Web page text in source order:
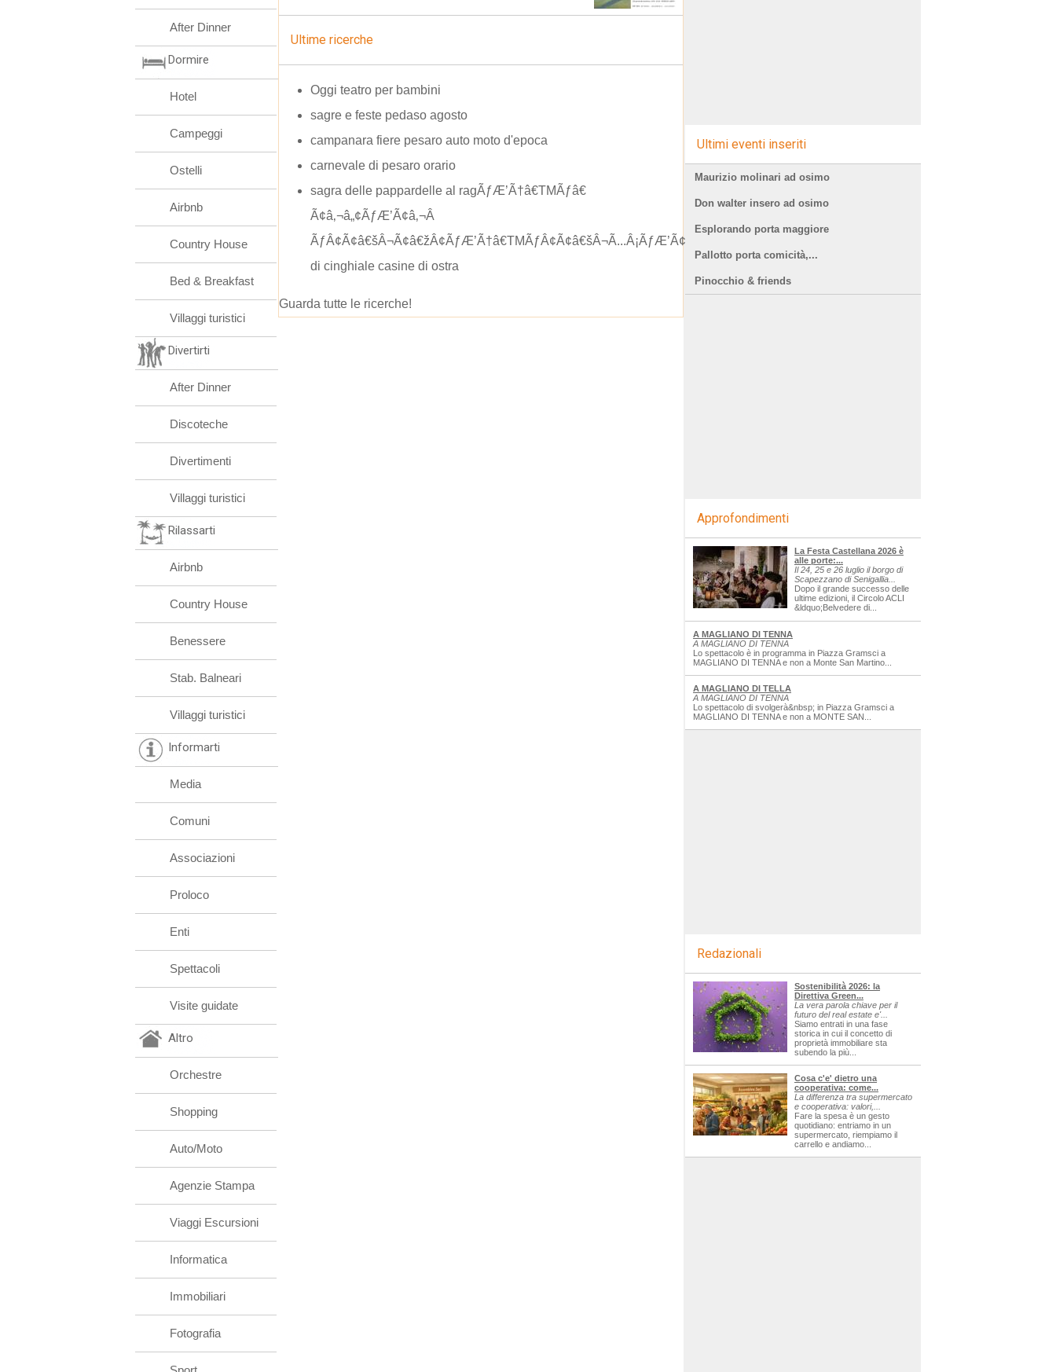
Ultime ricerche
Oggi teatro per bambini
sagre e feste pedaso agosto
campanara fiere pesaro auto moto d'epoca
carnevale di pesaro orario
sagra delle pappardelle al ragÃƒÆ’Ã†â€TMÃƒâ€
Ã¢â‚¬â„¢ÃƒÆ’Ã¢â‚¬Â
ÃƒÂ¢Ã¢â€šÂ¬Ã¢â€žÂ¢ÃƒÆ’Ã†â€TMÃƒÂ¢Ã¢â€šÂ¬Ã...Â¡ÃƒÆ’Ã¢â‚¬Å¡Ãƒâ€šÃ‚Â1
di cinghiale casine di ostra
Guarda tutte le ricerche!
After Dinner
Dormire
Hotel
Campeggi
Ostelli
Airbnb
Country House
Bed & Breakfast
Villaggi turistici
Divertirti
After Dinner
Discoteche
Divertimenti
Villaggi turistici
Rilassarti
Airbnb
Country House
Benessere
Stab. Balneari
Villaggi turistici
Informarti
Media
Comuni
Associazioni
Proloco
Enti
Spettacoli
Visite guidate
Altro
Orchestre
Shopping
Auto/Moto
Agenzie Stampa
Viaggi Escursioni
Informatica
Immobiliari
Fotografia
Ultimi eventi inseriti
Maurizio molinari ad osimo
Don walter insero ad osimo
Esplorando porta maggiore
Pallotto porta comicità,...
Pinocchio & friends
Approfondimenti
La Festa Castellana 2026 è
alle porte:...
Il 24, 25 e 26 luglio il borgo di
Scapezzano di Senigallia...
Dopo il grande successo delle
ultime edizioni, il Circolo ACLI
&ldquo;Belvedere di...
A MAGLIANO DI TENNA
A MAGLIANO DI TENNA
Lo spettacolo è in programma in Piazza Gramsci a
MAGLIANO DI TENNA e non a Monte San Martino...
A MAGLIANO DI TELLA
A MAGLIANO DI TENNA
Lo spettacolo di svolgerà&nbsp; in Piazza Gramsci a
MAGLIANO DI TENNA e non a MONTE SAN...
Redazionali
Sostenibilità 2026: la
Direttiva Green...
La vera parola chiave per il
futuro del real estate e'...
Siamo entrati in una fase
storica in cui il concetto di
proprietà immobiliare sta
subendo la più...
Cosa c'e' dietro una
cooperativa: come...
La differenza tra supermercato
e cooperativa: valori,...
Fare la spesa è un gesto
quotidiano: entriamo in un
supermercato, riempiamo il
carrello e andiamo...